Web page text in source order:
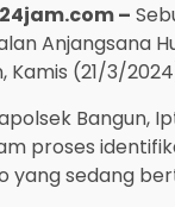
–
Anjangsana
(21/3/
Bangun,
proses
yang sedang